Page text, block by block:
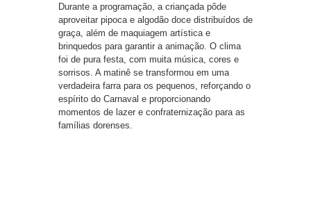
Durante a programação, a criançada pôde
aproveitar pipoca e algodão doce distribuídos de
graça, além de maquiagem artística e
brinquedos para garantir a animação. O clima
foi de pura festa, com muita música, cores e
sorrisos. A matinê se transformou em uma
verdadeira farra para os pequenos, reforçando o
espírito do Carnaval e proporcionando
momentos de lazer e confraternização para as
famílias dorenses.